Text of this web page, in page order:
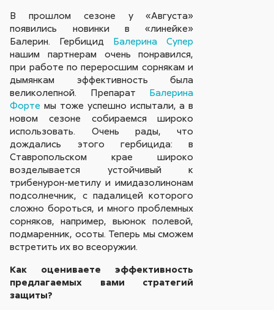
В прошлом сезоне у «Августа»
появились новинки в «линейке»
Балерин. Гербицид Балерина Супер
нашим партнерам очень понравился,
при работе по переросшим сорнякам и
дымянкам эффективность была
великолепной. Препарат Балерина
Форте мы тоже успешно испытали, а в
новом сезоне собираемся широко
использовать. Очень рады, что
дождались этого гербицида: в
Ставропольском крае широко
возделывается устойчивый к
трибенурон-метилу и имидазолинонам
подсолнечник, с падалицей которого
сложно бороться, и много проблемных
сорняков, например, вьюнок полевой,
подмаренник, осоты. Теперь мы сможем
встретить их во всеоружии.
Как оцениваете эффективность
предлагаемых вами стратегий
защиты?